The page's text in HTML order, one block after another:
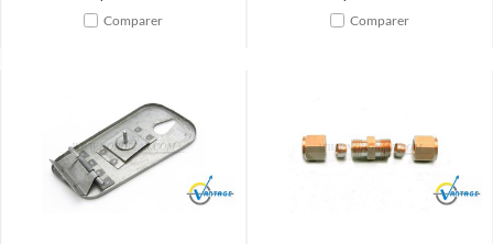
Comparer Comparer
Brand Brand